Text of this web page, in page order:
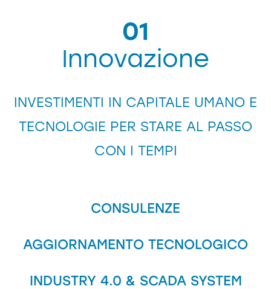
01
Innovazione
INVESTIMENTI IN CAPITALE UMANO E
TECNOLOGIE PER STARE AL PASSO
CON I TEMPI
CONSULENZE
AGGIORNAMENTO TECNOLOGICO
INDUSTRY 4.0 & SCADA SYSTEM